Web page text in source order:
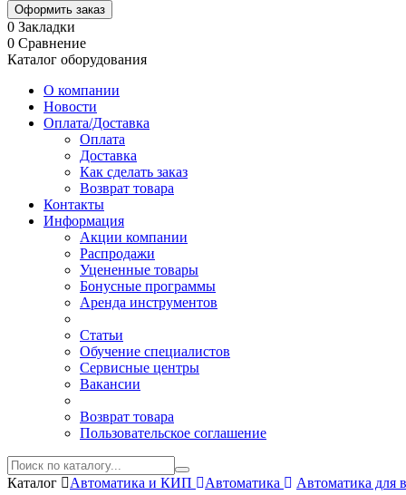
Оформить заказ
0 Закладки
0 Сравнение
Каталог оборудования
О компании
Новости
Оплата/Доставка
Оплата
Доставка
Как сделать заказ
Возврат товара
Контакты
Информация
Акции компании
Распродажи
Уцененные товары
Бонусные программы
Аренда инструментов
Статьи
Обучение специалистов
Сервисные центры
Вакансии
Возврат товара
Пользовательское соглашение
Каталог Автоматика и КИП Автоматика Автоматика для